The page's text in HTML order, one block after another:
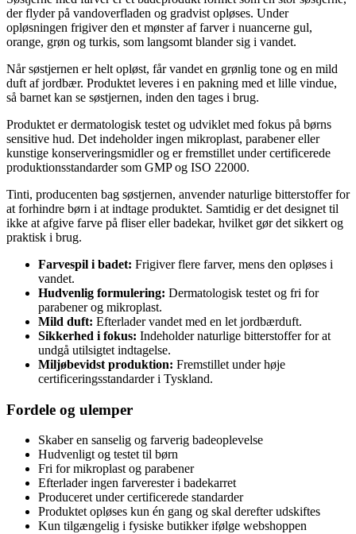
der flyder på vandoverfladen og gradvist opløses. Under
opløsningen frigiver den et mønster af farver i nuancerne gul,
orange, grøn og turkis, som langsomt blander sig i vandet.
Når søstjernen er helt opløst, får vandet en grønlig tone og en mild
duft af jordbær. Produktet leveres i en pakning med et lille vindue,
så barnet kan se søstjernen, inden den tages i brug.
Produktet er dermatologisk testet og udviklet med fokus på børns
sensitive hud. Det indeholder ingen mikroplast, parabener eller
kunstige konserveringsmidler og er fremstillet under certificerede
produktionsstandarder som GMP og ISO 22000.
Tinti, producenten bag søstjernen, anvender naturlige bitterstoffer for
at forhindre børn i at indtage produktet. Samtidig er det designet til
ikke at afgive farve på fliser eller badekar, hvilket gør det sikkert og
praktisk i brug.
Farvespil i badet: Frigiver flere farver, mens den opløses i
vandet.
Hudvenlig formulering: Dermatologisk testet og fri for
parabener og mikroplast.
Mild duft: Efterlader vandet med en let jordbærduft.
Sikkerhed i fokus: Indeholder naturlige bitterstoffer for at
undgå utilsigtet indtagelse.
Miljøbevidst produktion: Fremstillet under høje
certificeringsstandarder i Tyskland.
Fordele og ulemper
Skaber en sanselig og farverig badeoplevelse
Hudvenligt og testet til børn
Fri for mikroplast og parabener
Efterlader ingen farverester i badekarret
Produceret under certificerede standarder
Produktet opløses kun én gang og skal derefter udskiftes
Kun tilgængelig i fysiske butikker ifølge webshoppen